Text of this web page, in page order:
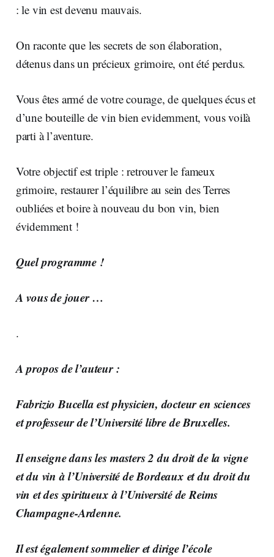
: le vin est devenu mauvais.
On raconte que les secrets de son élaboration,
détenus dans un précieux grimoire, ont été perdus.
Vous êtes armé de votre courage, de quelques écus et
d’une bouteille de vin bien evidemment, vous voilà
parti à l’aventure.
Votre objectif est triple : retrouver le fameux
grimoire, restaurer l’équilibre au sein des Terres
oubliées et boire à nouveau du bon vin, bien
évidemment !
Quel programme !
A vous de jouer …
.
A propos de l’auteur :
Fabrizio Bucellaest physicien, docteur en sciences
et professeur de l’Université libre de Bruxelles.
Il enseigne dans les masters 2 du droit de la vigne
et du vin à l’Université de Bordeaux et du droit du
vin et des spiritueux à l’Université de Reims
Champagne-Ardenne.
Il est également sommelier et dirige l’école